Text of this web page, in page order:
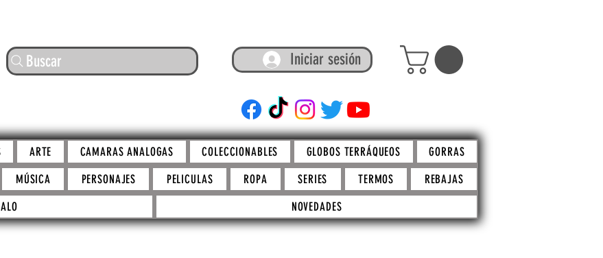
Buscar Iniciar sesión
ARTEFACTO STORE
ARTE CAMARAS ANALOGAS COLECCIONABLES GLOBOS TERRÁQUEOS
GORRAS
MÚSICA PERSONAJES PELICULAS ROPA SERIES TERMOS
REBAJAS
NOVEDADES